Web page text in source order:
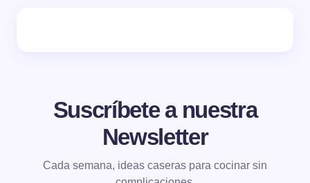
Suscríbete a nuestra
Newsletter
Cada semana, ideas caseras para cocinar sin